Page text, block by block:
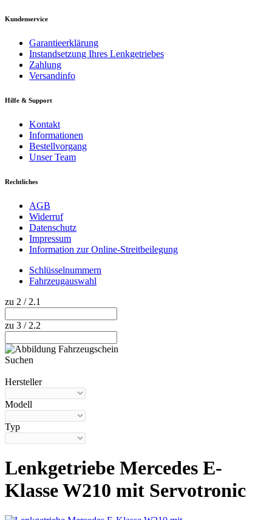
Kundenservice
Garantieerklärung
Instandsetzung Ihres Lenkgetriebes
Zahlung
Versandinfo
Hilfe & Support
Kontakt
Informationen
Bestellvorgang
Unser Team
Rechtliches
AGB
Widerruf
Datenschutz
Impressum
Information zur Online-Streitbeilegung
Schlüsselnummern
Fahrzeugauswahl
zu 2 / 2.1
zu 3 / 2.2
Suchen
Hersteller
Modell
Typ
Lenkgetriebe Mercedes E-
Klasse W210 mit Servotronic